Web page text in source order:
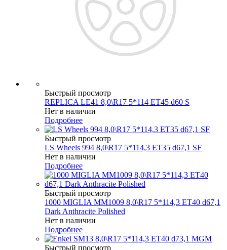
Быстрый просмотр
REPLICA LE41 8,0\R17 5*114 ET45 d60 S
Нет в наличии
Подробнее
Быстрый просмотр
LS Wheels 994 8,0\R17 5*114,3 ET35 d67,1 SF
Нет в наличии
Подробнее
Быстрый просмотр
1000 MIGLIA MM1009 8,0\R17 5*114,3 ET40 d67,1
Dark Anthracite Polished
Нет в наличии
Подробнее
Быстрый просмотр